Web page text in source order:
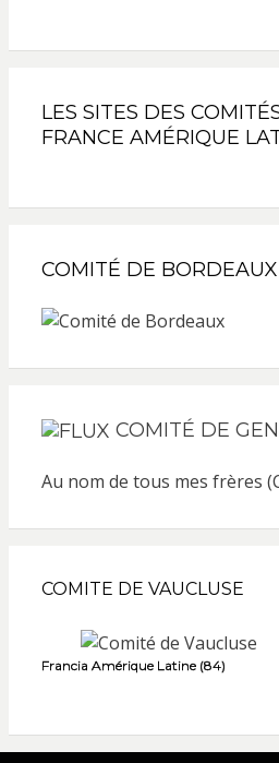
LES SITES DES
FRANCE AMÉRIQUE
COMITÉ DE BORDEAUX
COMITÉ DE
Au nom de tous mes frères
COMITE DE VAUCLUSE
Francia Amérique Latine (84)